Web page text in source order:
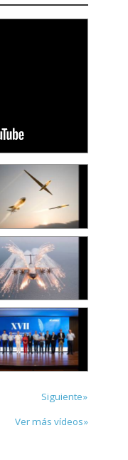
Siguiente»
Ver más vídeos»